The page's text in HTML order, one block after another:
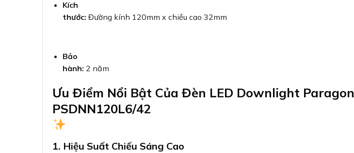
Kích
thước: Đường kính 120mm x chiều cao 32mm
Bảo
hành: 2 năm
Ưu Điểm Nổi Bật Của Đèn LED Downlight Paragon
PSDNN120L6/42
1. Hiệu Suất Chiếu Sáng Cao